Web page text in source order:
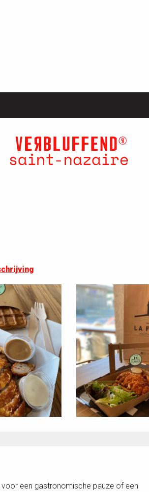
een gastronomische pauze of een